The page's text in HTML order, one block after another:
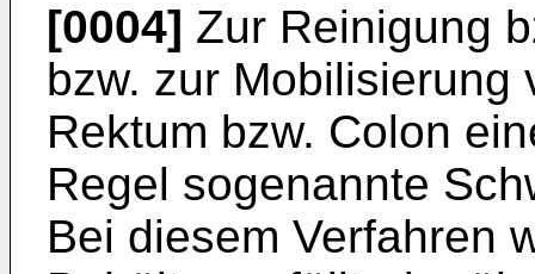
[0004] Zur Reinigung
bzw. zur Mobilisierung
Rektum bzw. Colon
Regel sogenannte
Bei diesem Verfahren